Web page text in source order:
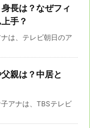
長は？なぜフィ
手？
は、テレビ朝日のア
親は？中居と
アナは、TBSテレビ